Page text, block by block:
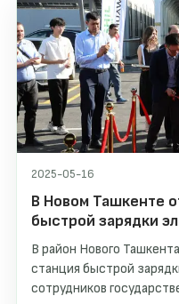
2025-05-16
В Новом Ташкенте
быстрой зарядки
В район Нового
станция быстрой
сотрудников